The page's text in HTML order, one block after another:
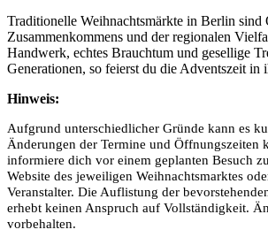
Traditionelle Weihnachtsmärkte in Berlin sind
Zusammenkommens und der regionalen
Handwerk, echtes Brauchtum und gesellige
Generationen, so feierst du die Adventszeit in
Hinweis:
Aufgrund unterschiedlicher Gründe kann es
Änderungen der Termine und Öffnungszeiten
informiere dich vor einem geplanten Besuch
Website des jeweiligen Weihnachtsmarktes
Veranstalter. Die Auflistung der
erhebt keinen Anspruch auf Vollständigkeit.
vorbehalten.